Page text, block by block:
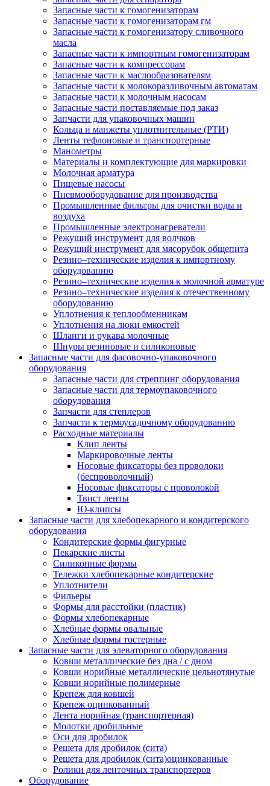
Запасные части к гомогенизаторам
Запасные части к гомогенизаторам гм
Запасные части к гомогенизатору сливочного
масла
Запасные части к импортным гомогенизаторам
Запасные части к компрессорам
Запасные части к маслообразователям
Запасные части к молокоразливочным автоматам
Запасные части к молочным насосам
Запасные части поставляемые под заказ
Запчасти для упаковочных машин
Кольца и манжеты уплотнительные (РТИ)
Ленты тефлоновые и транспортерные
Манометры
Материалы и комплектующие для маркировки
Молочная арматура
Пищевые насосы
Пневмооборудование для производства
Промышленные фильтры для очистки воды и
воздуха
Промышленные электронагреватели
Режущий инструмент для волчков
Режущий инструмент для мясорубок общепита
Резино–технические изделия к импортному
оборудованию
Резино–технические изделия к молочной арматуре
Резино–технические изделия к отечественному
оборудованию
Уплотнения к теплообменникам
Уплотнения на люки емкостей
Шланги и рукава молочные
Шнуры резиновые и силиконовые
Запасные части для фасовочно-упаковочного
оборудования
Запасные части для стреппинг оборудования
Запасные части для термоупаковочного
оборудования
Запчасти для степлеров
Запчасти к термоусадочному оборудованию
Расходные материалы
Клип ленты
Маркировочные ленты
Носовые фиксаторы без проволоки
(беспроволочный)
Носовые фиксаторы с проволокой
Твист ленты
Ю-клипсы
Запасные части для хлебопекарного и кондитерского
оборудования
Кондитерские формы фигурные
Пекарские листы
Силиконные формы
Тележки хлебопекарные кондитерские
Уплотнители
Фильеры
Формы для расстойки (пластик)
Формы хлебопекарные
Хлебные формы овальные
Хлебные формы тостерные
Запасные части для элеваторного оборудования
Ковши металлические без дна / с дном
Ковши норийные металлические цельнотянутые
Ковши норийные полимерные
Крепеж для ковшей
Крепеж оцинкованный
Лента норийная (транспортерная)
Молотки дробильные
Оси для дробилок
Решета для дробилок (сита)
Решета для дробилок (сита)оцинкованные
Ролики для ленточных транспортеров
Оборудование